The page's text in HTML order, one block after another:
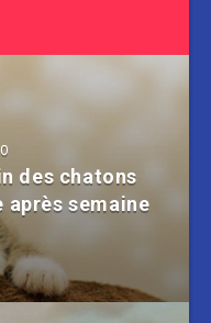
des chatons
après semaine